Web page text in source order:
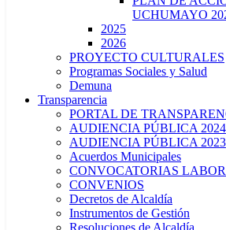
UCHUMAYO
2025
2026
PROYECTO CULTURALES
Programas Sociales y Salud
Demuna
Transparencia
PORTAL DE
AUDIENCIA PÚBLICA 2024
AUDIENCIA PÚBLICA 2023
Acuerdos Municipales
CONVOCATORIAS
CONVENIOS
Decretos de Alcaldía
Instrumentos de Gestión
Resoluciones de Alcaldía